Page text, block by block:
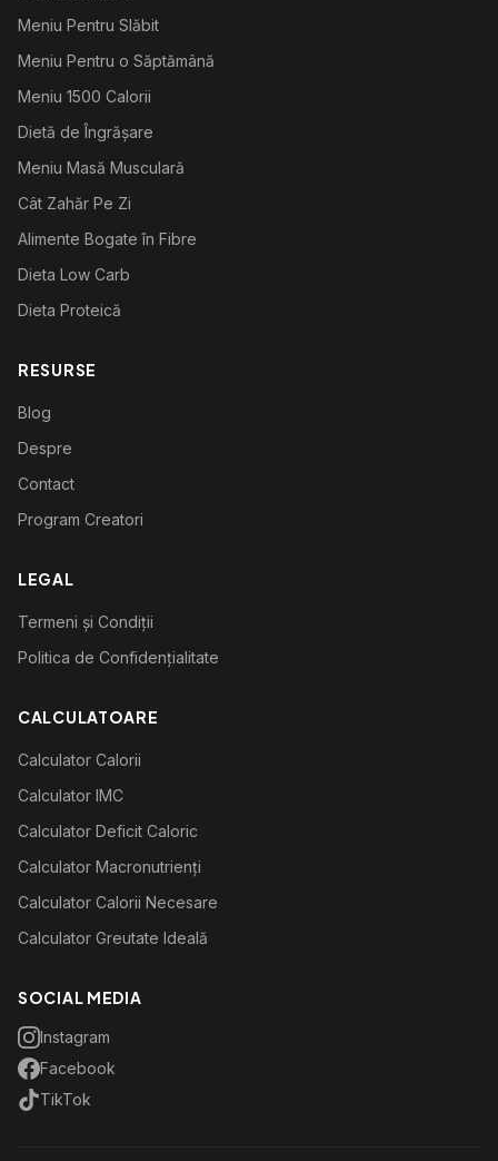
Meniu Pentru Slăbit
Meniu Pentru o Săptămână
Meniu 1500 Calorii
Dietă de Îngrășare
Meniu Masă Musculară
Cât Zahăr Pe Zi
Alimente Bogate în Fibre
Dieta Low Carb
Dieta Proteică
RESURSE
Blog
Despre
Contact
Program Creatori
LEGAL
Termeni și Condiții
Politica de Confidențialitate
CALCULATOARE
Calculator Calorii
Calculator IMC
Calculator Deficit Caloric
Calculator Macronutrienți
Calculator Calorii Necesare
Calculator Greutate Ideală
SOCIAL MEDIA
Instagram
Facebook
TikTok